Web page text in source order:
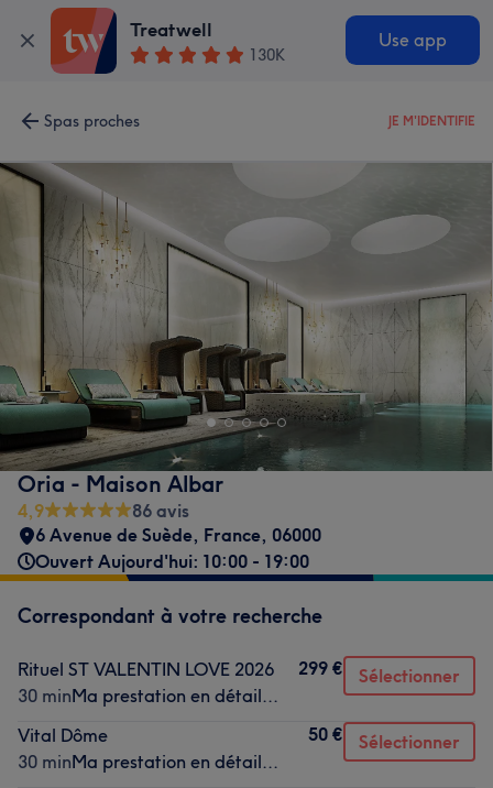
Treatwell
130K
Use app
Spas proches JE M'IDENTIFIE
Oria - Maison Albar
4,9
86 avis
6 Avenue de Suède, France, 06000
Ouvert Aujourd'hui: 10:00 - 19:00
Correspondant à votre recherche
Rituel ST VALENTIN LOVE 2026
30 minMa prestation en détail...
299 € Sélectionner
Vital Dôme
30 minMa prestation en détail...
50 € Sélectionner